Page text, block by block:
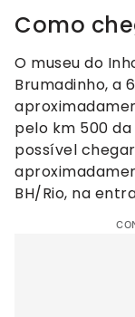
Como
O museu do
Brumadinho, a
pelo km 500 da
possível
BH/Rio, na